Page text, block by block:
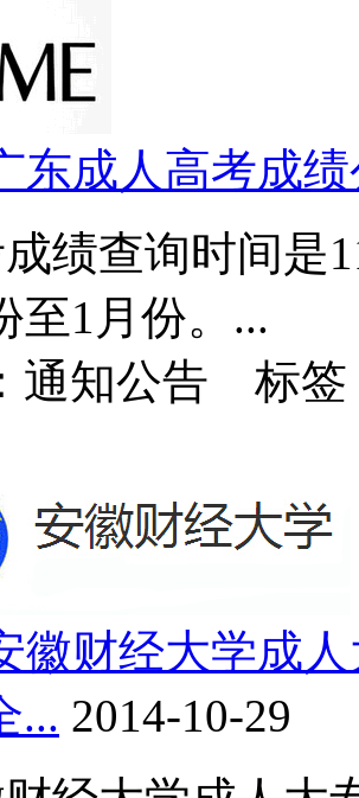
东成人高考成
绩查询时间是
至1月份。...
通知公告 标签
徽财经大学成
... 2014-10-29